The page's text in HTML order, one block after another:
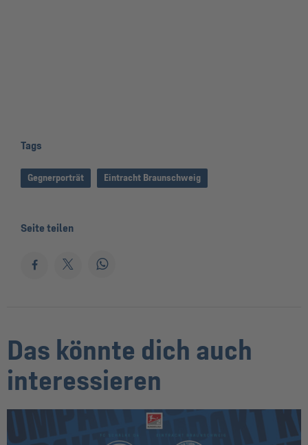
Tags
Gegnerporträt Eintracht Braunschweig
Seite teilen
Das könnte dich auch
interessieren